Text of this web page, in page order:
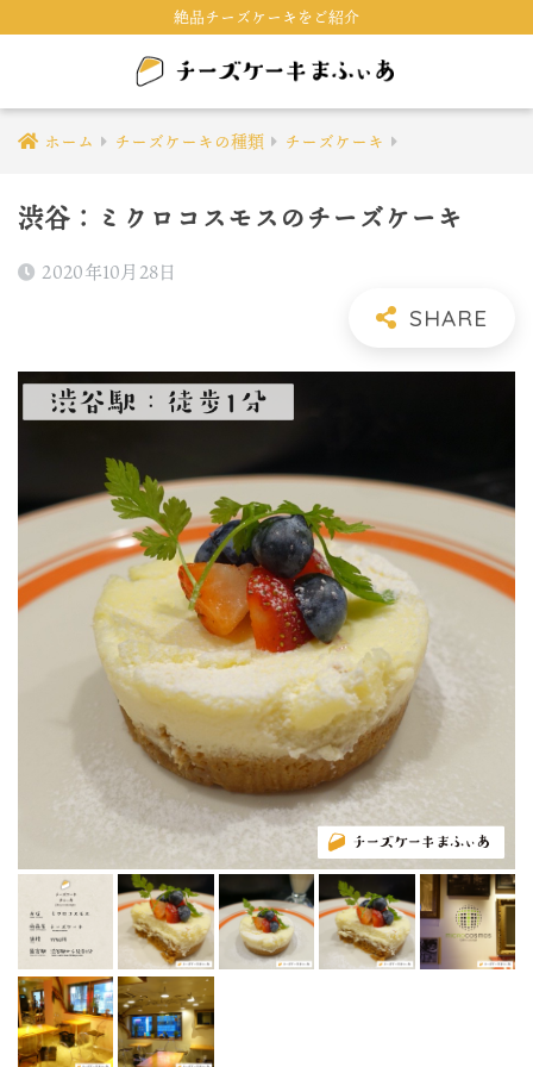
絶品チーズケーキをご紹介
ホーム チーズケーキの種類 チーズケーキ
渋谷：ミクロコスモスのチーズケーキ
2020年10月28日